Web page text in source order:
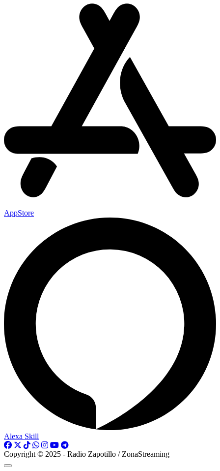
AppStore
Alexa Skill
Copyright © 2025 - Radio Zapotillo / ZonaStreaming